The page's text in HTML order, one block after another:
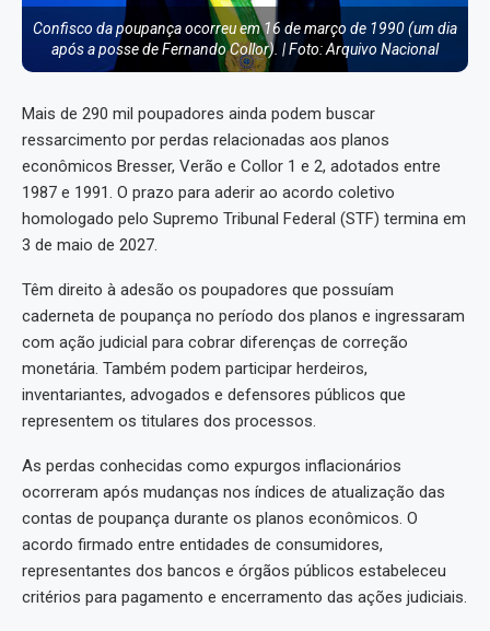
Confisco da poupança ocorreu em 16 de março de 1990 (um dia
após a posse de Fernando Collor). | Foto: Arquivo Nacional
Mais de 290 mil poupadores ainda podem buscar
ressarcimento por perdas relacionadas aos planos
econômicos Bresser, Verão e Collor 1 e 2, adotados entre
1987 e 1991. O prazo para aderir ao acordo coletivo
homologado pelo Supremo Tribunal Federal (STF) termina em
3 de maio de 2027.
Têm direito à adesão os poupadores que possuíam
caderneta de poupança no período dos planos e ingressaram
com ação judicial para cobrar diferenças de correção
monetária. Também podem participar herdeiros,
inventariantes, advogados e defensores públicos que
representem os titulares dos processos.
As perdas conhecidas como expurgos inflacionários
ocorreram após mudanças nos índices de atualização das
contas de poupança durante os planos econômicos. O
acordo firmado entre entidades de consumidores,
representantes dos bancos e órgãos públicos estabeleceu
critérios para pagamento e encerramento das ações judiciais.